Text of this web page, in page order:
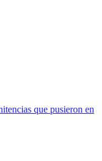
que pusieron en